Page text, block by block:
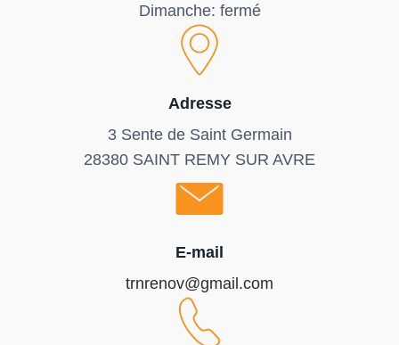
Dimanche: fermé
Adresse
3 Sente de Saint Germain
28380 SAINT REMY SUR AVRE
E-mail
trnrenov@gmail.com